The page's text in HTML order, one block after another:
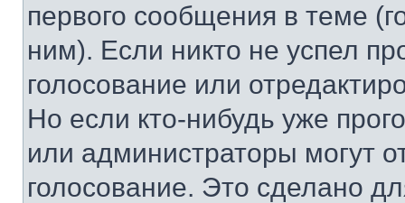
первого сообщения в теме
ним). Если никто не успел
голосование или
Но если кто-нибудь уже
или администраторы могут
голосование. Это сделано